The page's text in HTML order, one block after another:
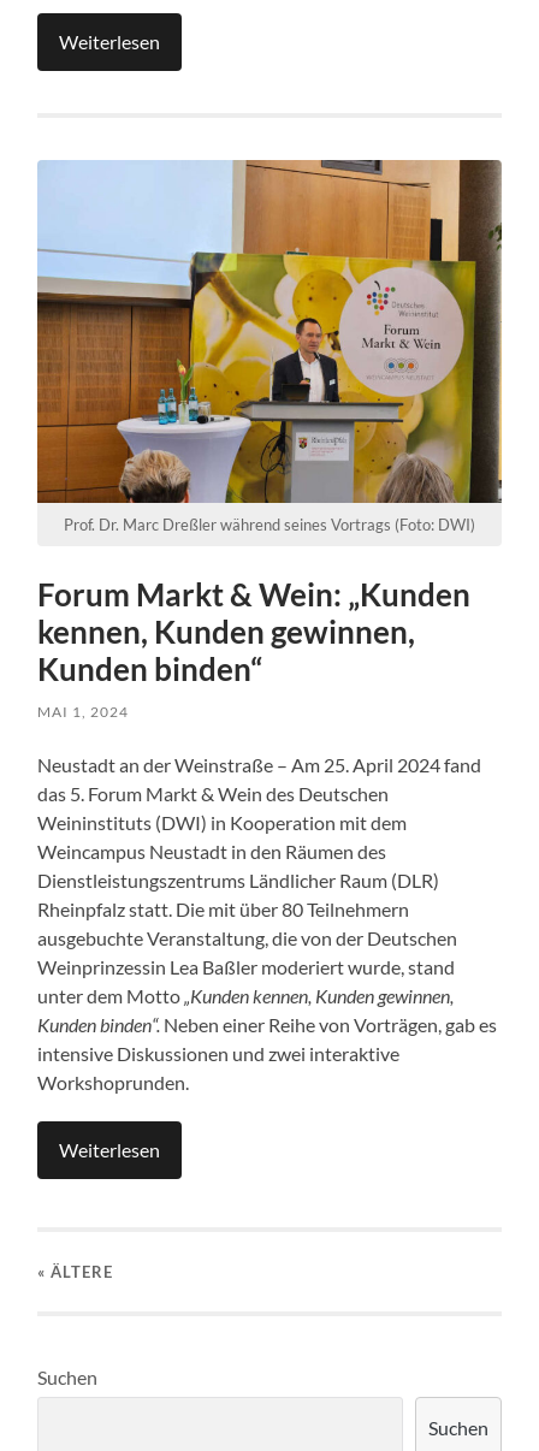
Weiterlesen
Prof. Dr. Marc Dreßler während seines Vortrags (Foto: DWI)
Forum Markt & Wein: „Kunden
kennen, Kunden gewinnen,
Kunden binden“
MAI 1, 2024
Neustadt an der Weinstraße – Am 25. April 2024 fand
das 5. Forum Markt & Wein des Deutschen
Weininstituts (DWI) in Kooperation mit dem
Weincampus Neustadt in den Räumen des
Dienstleistungszentrums Ländlicher Raum (DLR)
Rheinpfalz statt. Die mit über 80 Teilnehmern
ausgebuchte Veranstaltung, die von der Deutschen
Weinprinzessin Lea Baßler moderiert wurde, stand
unter dem Motto„Kunden kennen, Kunden gewinnen,
Kunden binden“. Neben einer Reihe von Vorträgen, gab es
intensive Diskussionen und zwei interaktive
Workshoprunden.
Weiterlesen
« ÄLTERE
Suchen
Suchen